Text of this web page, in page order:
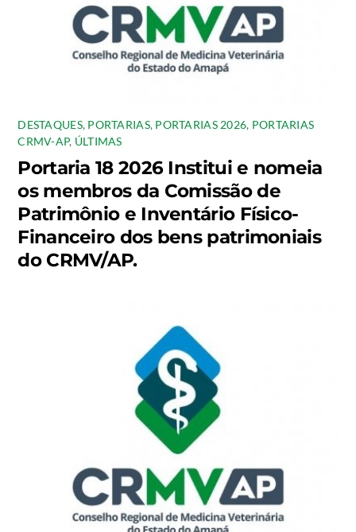
DESTAQUES, PORTARIAS, PORTARIAS 2026, PORTARIAS
CRMV-AP, ÚLTIMAS
Portaria 18 2026 Institui e nomeia
os membros da Comissão de
Patrimônio e Inventário Físico-
Financeiro dos bens patrimoniais
do CRMV/AP.